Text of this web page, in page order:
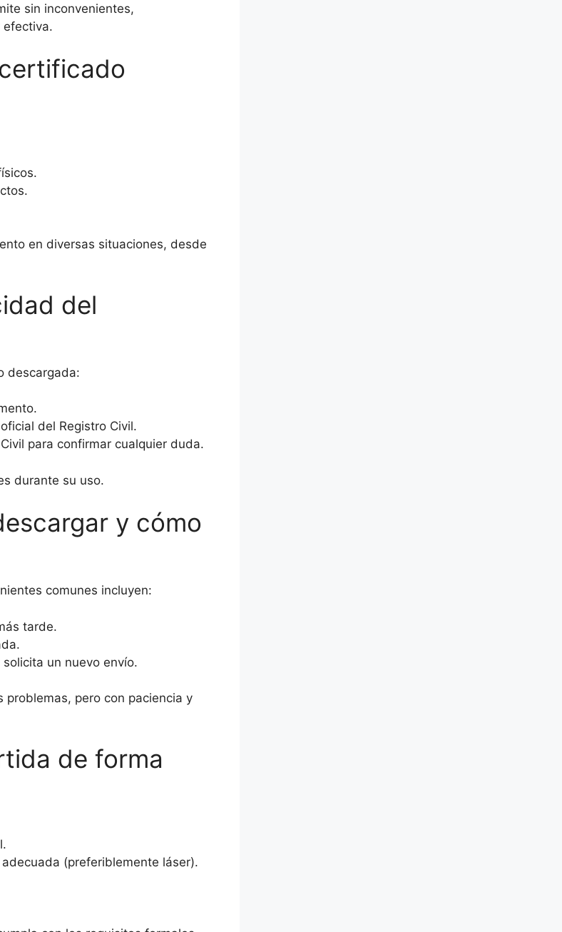
sin inconvenientes,
efectiva.
en diversas situaciones, desde
del
descargada:
del Registro Civil.
para confirmar cualquier duda.
durante su uso.
y cómo
comunes incluyen:
tarde.
un nuevo envío.
pero con paciencia y
de forma
(preferiblemente láser).